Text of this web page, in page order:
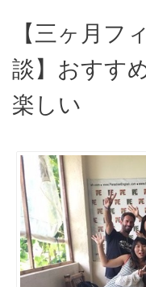
【三ヶ月フ
談】おすす
楽しい